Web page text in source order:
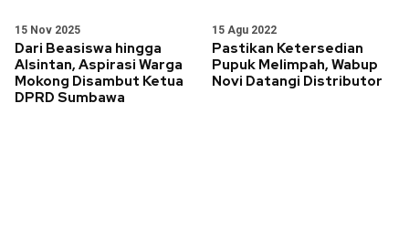
15 Nov 2025
Dari Beasiswa hingga
Alsintan, Aspirasi Warga
Mokong Disambut Ketua
DPRD Sumbawa
15 Agu 2022
Pastikan Ketersedian
Pupuk Melimpah, Wabup
Novi Datangi Distributor